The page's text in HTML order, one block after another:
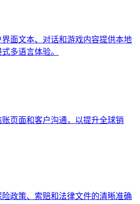
面文本、对话和游戏内容提供本地
多语言体验。
页面和客户沟通，以提升全球销
政策、索赔和法律文件的清晰准确